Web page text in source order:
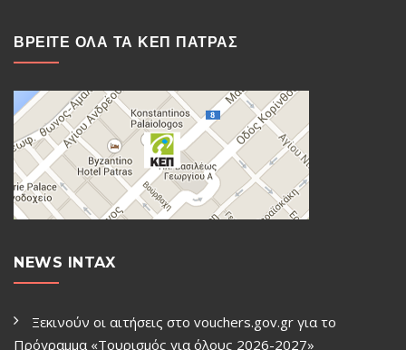
ΒΡΕΙΤΕ ΟΛΑ ΤΑ ΚΕΠ ΠΑΤΡΑΣ
NEWS INTAX
Ξεκινούν οι αιτήσεις στο vouchers.gov.gr για το
Πρόγραμμα «Τουρισμός για όλους 2026-2027»